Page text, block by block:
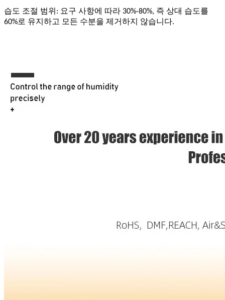
습도 조절 범위: 요구 사항에 따라 30%-80%, 즉 상대 습도를
60%로 유지하고 모든 수분을 제거하지 않습니다.